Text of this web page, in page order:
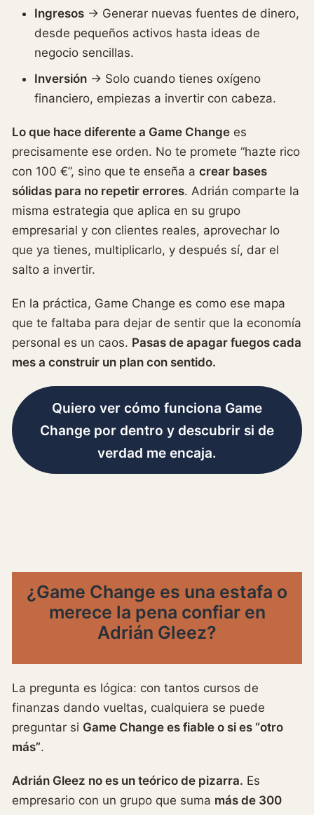
Ingresos → Generar nuevas fuentes de dinero,
desde pequeños activos hasta ideas de
negocio sencillas.
Inversión → Solo cuando tienes oxígeno
financiero, empiezas a invertir con cabeza.
Lo que hace diferente a Game Change es
precisamente ese orden. No te promete “hazte rico
con 100 €”, sino que te enseña a crear bases
sólidas para no repetir errores. Adrián comparte la
misma estrategia que aplica en su grupo
empresarial y con clientes reales, aprovechar lo
que ya tienes, multiplicarlo, y después sí, dar el
salto a invertir.
En la práctica, Game Change es como ese mapa
que te faltaba para dejar de sentir que la economía
personal es un caos. Pasas de apagar fuegos cada
mes a construir un plan con sentido.
Quiero ver cómo funciona Game
Change por dentro y descubrir si de
verdad me encaja.
¿Game Change es una estafa o
merece la pena confiar en
Adrián Gleez?
La pregunta es lógica: con tantos cursos de
finanzas dando vueltas, cualquiera se puede
preguntar si Game Change es fiable o si es “otro
más”.
Adrián Gleez no es un teórico de pizarra. Es
empresario con un grupo que suma más de 300